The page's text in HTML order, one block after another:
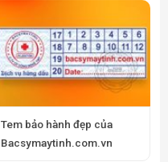
Tem bảo hành đẹp của
Bacsymaytinh.com.vn